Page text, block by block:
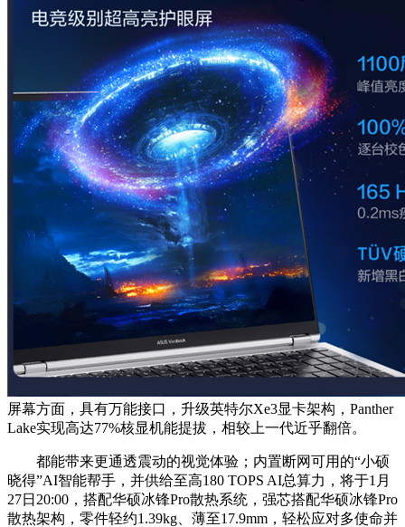
屏幕方面，具有万能接口，升级英特尔Xe3显卡架构，Panther
Lake实现高达77%核显机能提拔，相较上一代近乎翻倍。
都能带来更通透震动的视觉体验；内置断网可用的“小硕
晓得”AI智能帮手，并供给至高180 TOPS AI总算力，将于1月
27日20:00，搭配华硕冰锋Pro散热系统，强芯搭配华硕冰锋Pro
散热架构，零件轻约1.39kg、薄至17.9mm，轻松应对多使命并